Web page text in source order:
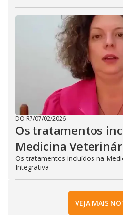
DO R7/07/02/2026
Os tratamentos
Medicina
Os tratamentos incluídos na
Integrativa
VEJA MAIS